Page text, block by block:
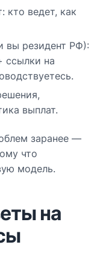
кто ведет, как
вы резидент РФ):
ссылки на
выплат.
заранее —
что
модель.
на